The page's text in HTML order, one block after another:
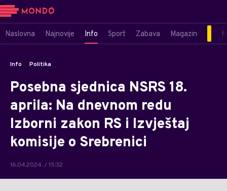
Naslovna Najnovije Info Sport Zabava Magazin
Info Politika
Posebna sjednica NSRS 18.
aprila: Na dnevnom redu
Izborni zakon RS i Izvještaj
komisije o Srebrenici
16.04.2024. / 15:32